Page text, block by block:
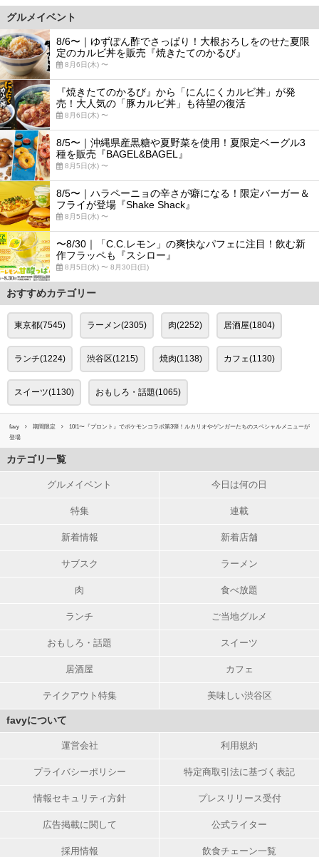
グルメイベント
8/6〜｜ゆずぽん酢でさっぱり！大根おろしをのせた夏限
定のカルビ丼を販売『焼きたてのかるび』
8月6日(木) 〜
『焼きたてのかるび』から「にんにくカルビ丼」が発
売！大人気の「豚カルビ丼」も待望の復活
8月6日(木) 〜
8/5〜｜沖縄県産黒糖や夏野菜を使用！夏限定ベーグル3
種を販売『BAGEL&BAGEL』
8月5日(水) 〜
8/5〜｜ハラペーニョの辛さが癖になる！限定バーガー＆
フライが登場『Shake Shack』
8月5日(水) 〜
〜8/30｜「C.C.レモン」の爽快なパフェに注目！飲む新
作フラッペも『スシロー』
8月5日(水) 〜 8月30日(日)
おすすめカテゴリー
東京都(7545) ラーメン(2305) 肉(2252) 居酒屋(1804)
ランチ(1224) 渋谷区(1215) 焼肉(1138) カフェ(1130)
スイーツ(1130) おもしろ・話題(1065)
favy 期間限定
10/1〜『プロント』でポケモンコラボ第3弾！ルカリオやゲンガーたちのスペシャルメニューが
登場
カテゴリ一覧
グルメイベント 今日は何の日
特集 連載
新着情報 新着店舗
サブスク ラーメン
肉 食べ放題
ランチ ご当地グルメ
おもしろ・話題 スイーツ
居酒屋 カフェ
テイクアウト特集 美味しい渋谷区
favyについて
運営会社 利用規約
プライバシーポリシー 特定商取引法に基づく表記
情報セキュリティ方針 プレスリリース受付
広告掲載に関して 公式ライター
採用情報 飲食チェーン一覧